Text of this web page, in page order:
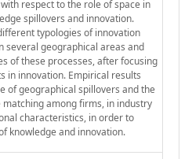
respect to the role of space in
spillovers and innovation.
typologies of innovation
several geographical areas and
of these processes, after focusing
in innovation. Empirical results
of geographical spillovers and the
among firms, in industry
characteristics, in order to
knowledge and innovation.